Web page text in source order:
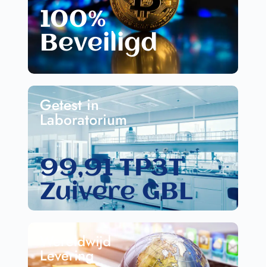
100%
Beveiligd
Getest in
Laboratorium
99,91 TP3T
Zuivere GBL
Wereldwijd
Levering